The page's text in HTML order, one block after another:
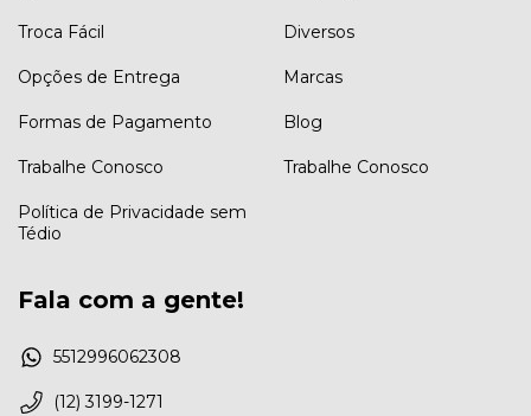
Troca Fácil
Opções de Entrega
Formas de Pagamento
Trabalhe Conosco
Política de Privacidade sem
Tédio
Diversos
Marcas
Blog
Trabalhe Conosco
Fala com a gente!
5512996062308
(12) 3199-1271